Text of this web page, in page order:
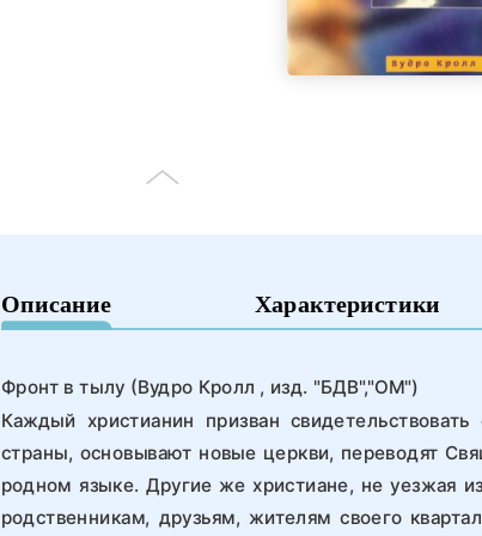
Описание Характеристики
Фронт в тылу (Вудро Кролл , изд. "БДВ","ОМ")
Каждый христианин призван
страны, основывают новые церкви, переводят
родном языке. Другие же христиане, не
родственникам, друзьям, жителям своего